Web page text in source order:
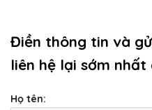
Điền thông tin và
liên hệ lại sớm nhất
Họ tên: